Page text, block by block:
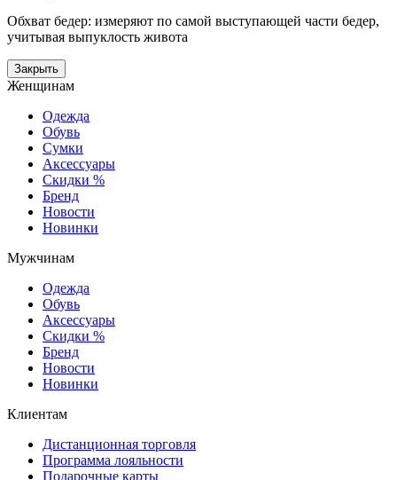
Обхват бедер: измеряют по самой выступающей части бедер,
учитывая выпуклость живота
Закрыть
Женщинам
Одежда
Обувь
Сумки
Аксессуары
Скидки %
Бренд
Новости
Новинки
Мужчинам
Одежда
Обувь
Аксессуары
Скидки %
Бренд
Новости
Новинки
Клиентам
Дистанционная торговля
Программа лояльности
Подарочные карты